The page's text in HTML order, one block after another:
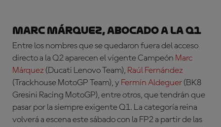
Marc Márquez, abocado a la Q1
Entre los nombres que se quedaron fuera del acceso
directo a la Q2 aparecen el vigente Campeón Marc
Márquez (Ducati Lenovo Team), Raúl Fernández
(Trackhouse MotoGP Team), y Fermín Aldeguer (BK8
Gresini Racing MotoGP), entre otros, que tendrán que
pasar por la siempre exigente Q1. La categoría reina
volverá a escena este sábado con la FP2 a partir de las